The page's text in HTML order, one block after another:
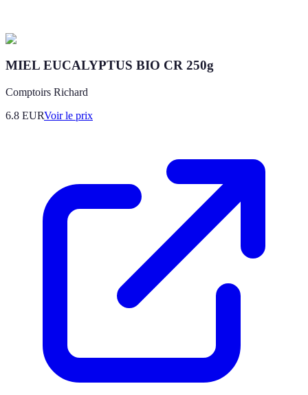
MIEL EUCALYPTUS BIO CR 250g
Comptoirs Richard
6.8 EURVoir le prix